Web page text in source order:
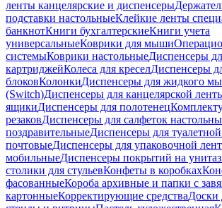
ленты канцелярские и диспенсеры
подставки настольныеКлейкие ленты
банкнотКниги бухгалтерскиеКниги учета
универсальныеКоврики для мыши
системыКоврики настольныеДиспенсеры
картриджейКолеса для креселДиспенсеры
блоковКолонкиДиспенсеры для жидкого
(Switch)Диспенсеры для канцелярской
ящикиДиспенсеры для полотенец
резаковДиспенсеры для салфеток
поздравительныеДиспенсеры для
почтовыеДиспенсеры для упаковочной
мобильныеДиспенсеры покрытий на унитаз
столики для стульевКонфеты в коробках
фасованныеКороба архивные и папки с
картонныеКорректирующие средстваДоски